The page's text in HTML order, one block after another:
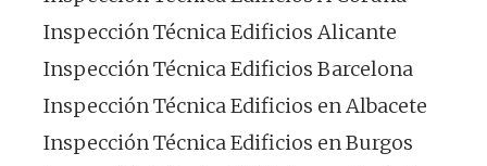
Inspección Técnica Edificios Alicante
Inspección Técnica Edificios Barcelona
Inspección Técnica Edificios en Albacete
Inspección Técnica Edificios en Burgos